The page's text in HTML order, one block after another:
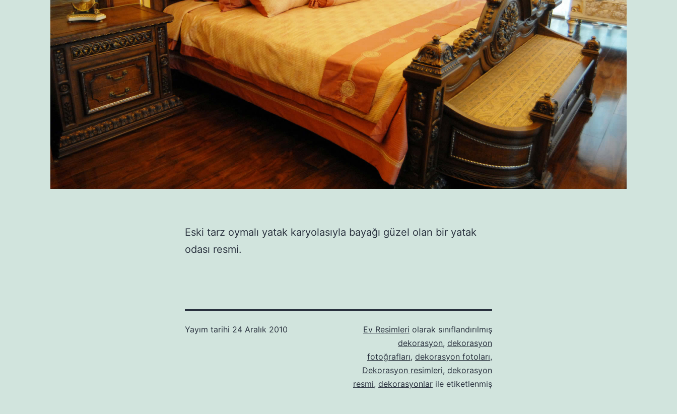
Eski tarz oymalı yatak karyolasıyla bayağı güzel olan bir yatak
odası resmi.
Yayım tarihi 24 Aralık 2010 Ev Resimleri olarak sınıflandırılmış
dekorasyon, dekorasyon
fotoğrafları, dekorasyon fotoları,
Dekorasyon resimleri, dekorasyon
resmi, dekorasyonlar ile etiketlenmiş